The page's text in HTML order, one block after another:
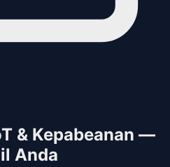
& Kepabeanan —
Anda